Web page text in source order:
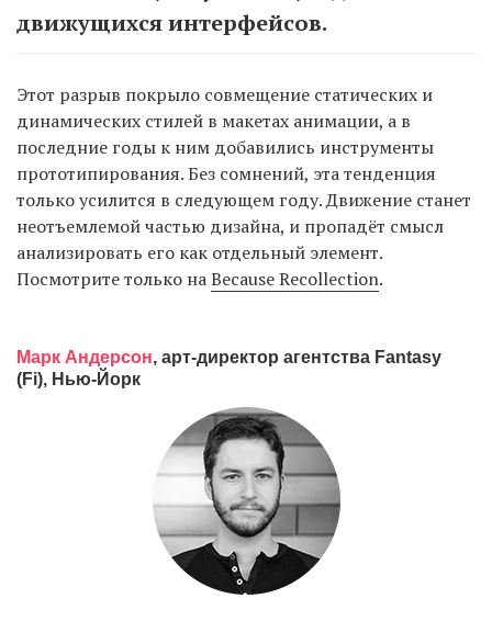
движущихся интерфейсов.
Этот разрыв покрыло совмещение статических и
динамических стилей в макетах анимации, а в
последние годы к ним добавились инструменты
прототипирования. Без сомнений, эта тенденция
только усилится в следующем году. Движение станет
неотъемлемой частью дизайна, и пропадёт смысл
анализировать его как отдельный элемент.
Посмотрите только наBecause Recollection.
Марк Андерсон, арт-директор агентства Fantasy
(Fi), Нью-Йорк